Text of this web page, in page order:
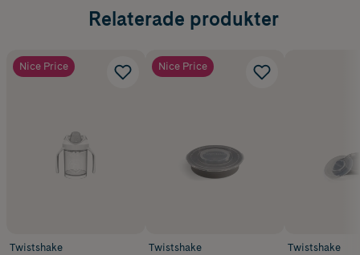
Relaterade produkter
Nice Price
Twistshake
Nice Price
Twistshake
Twistshake